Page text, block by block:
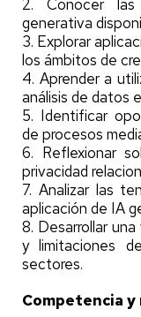
2. Conocer las
generativa
3. Explorar
los ámbitos de
4. Aprender a
análisis de datos
5. Identificar
de procesos
6. Reflexionar
privacidad
7. Analizar las
aplicación de IA
8. Desarrollar
y limitaciones
sectores.
Competencia